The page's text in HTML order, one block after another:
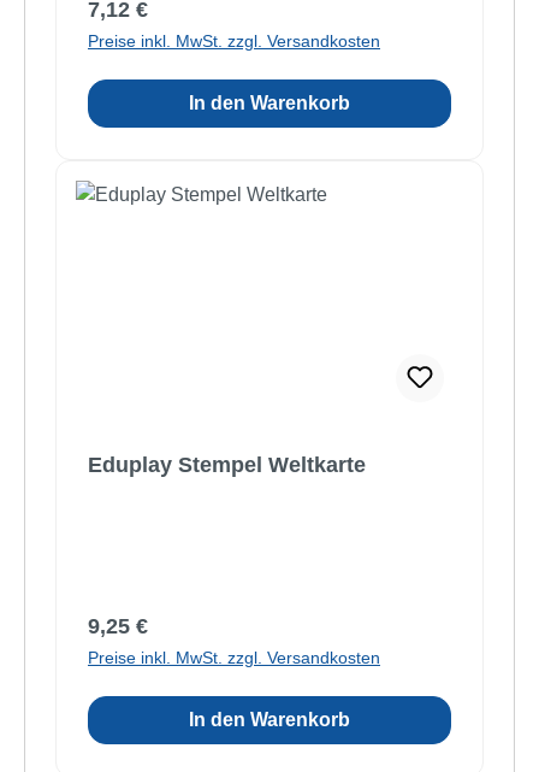
Regulärer Preis:
7,12 €
Preise inkl. MwSt. zzgl. Versandkosten
In den Warenkorb
Eduplay Stempel Weltkarte
Regulärer Preis:
9,25 €
Preise inkl. MwSt. zzgl. Versandkosten
In den Warenkorb